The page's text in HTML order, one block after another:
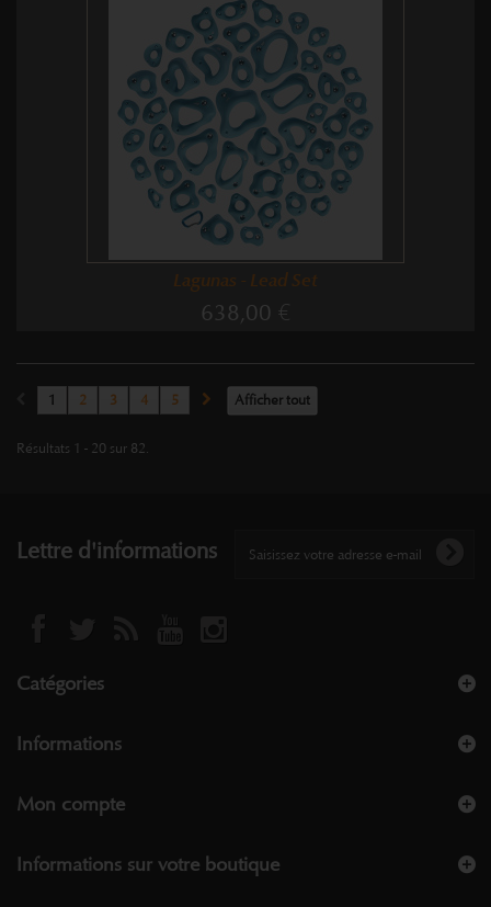
Lagunas - Lead Set
638,00 €
Afficher tout
1 2 3 4 5
Résultats 1 - 20 sur 82.
Lettre d'informations
Catégories
Informations
Mon compte
Informations sur votre boutique